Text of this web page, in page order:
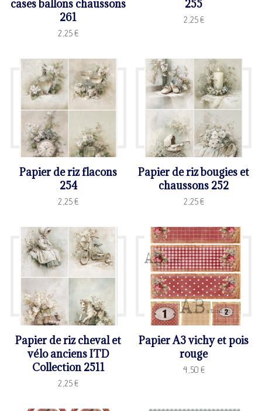
cases ballons chaussons
261
2,25€
255
2,25€
Papier de riz flacons
254
2,25€
Papier de riz bougies et
chaussons 252
2,25€
Papier de riz cheval et
vélo anciens ITD
Collection 2511
2,25€
Papier A3 vichy et pois
rouge
4,50€